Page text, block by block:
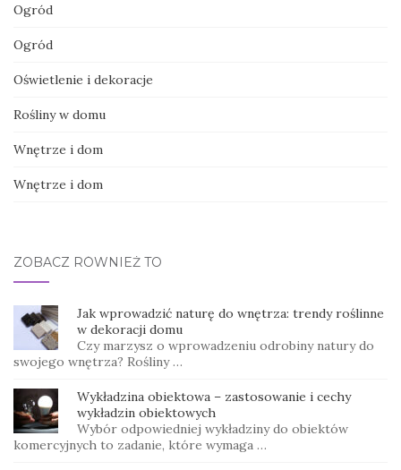
Ogród
Ogród
Oświetlenie i dekoracje
Rośliny w domu
Wnętrze i dom
Wnętrze i dom
ZOBACZ RÓWNIEŻ TO
Jak wprowadzić naturę do wnętrza: trendy roślinne
w dekoracji domu
Czy marzysz o wprowadzeniu odrobiny natury do
swojego wnętrza? Rośliny …
Wykładzina obiektowa – zastosowanie i cechy
wykładzin obiektowych
Wybór odpowiedniej wykładziny do obiektów
komercyjnych to zadanie, które wymaga …